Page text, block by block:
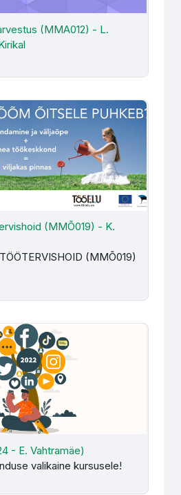
(MMA012) - L.
(MMÕ019) - K. Kranich
(MMÕ019) - K.
(MMÕ019)
- E. Vahtramäe)
- E. Vahtramäe)
valikaine kursusele!